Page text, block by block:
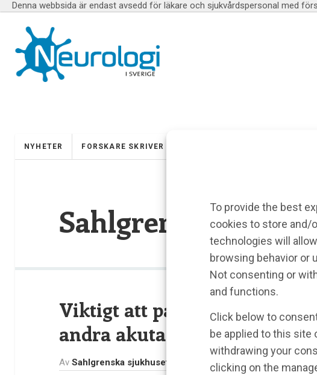
To provide the best
cookies to store and/
technologies will
browsing behavior or
Not consenting or
and functions.
Click below to
be applied to this site
withdrawing your
clicking on the
Denna webbsida är endast avsedd för läkare och sjukvårdspersonal med
NYHETER FORSKARE SKRIVER
Sahlgrenska
Viktigt att patienter med
andra akuta tillstånd söker
Av Sahlgrenska sjukhuset